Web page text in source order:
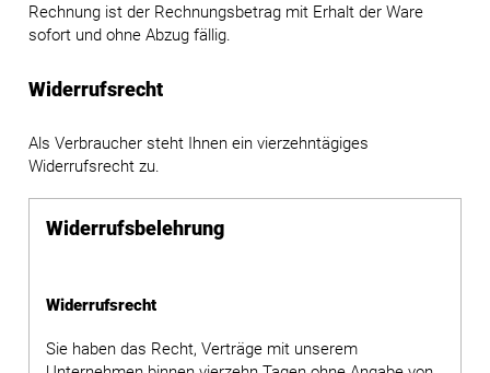
Rechnung ist der Rechnungsbetrag mit Erhalt der Ware
sofort und ohne Abzug fällig.
Widerrufsrecht
Als Verbraucher steht Ihnen ein vierzehntägiges
Widerrufsrecht zu.
Widerrufsbelehrung
Widerrufsrecht
Sie haben das Recht, Verträge mit unserem